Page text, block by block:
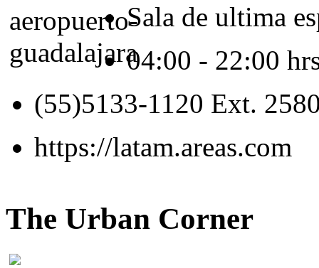
Sala de ultima
04:00 - 22:00
(55)5133-1120 Ext.
https://latam.areas.com
The Urban Corner